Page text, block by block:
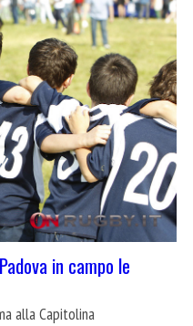
in campo le
alla Capitolina